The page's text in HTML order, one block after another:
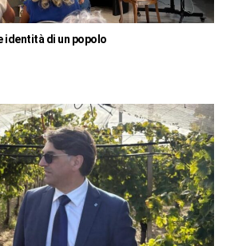
identità di un popolo